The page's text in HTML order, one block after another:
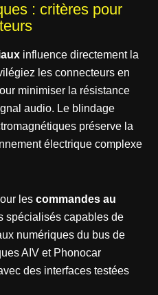
: critères pour
influence directement la
les connecteurs en
minimiser la résistance
audio. Le blindage
préserve la
électrique complexe
les commandes au
spécialisés capables de
numériques du bus de
AIV et Phonocar
des interfaces testées